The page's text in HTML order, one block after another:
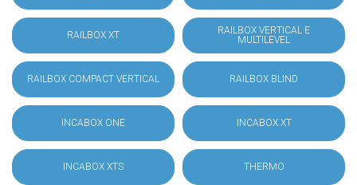
RAILBOX XT
RAILBOX VERTICAL E
MULTILEVEL
RAILBOX COMPACT VERTICAL RAILBOX BLIND
INCABOX ONE INCABOX XT
INCABOX XTS THERMO